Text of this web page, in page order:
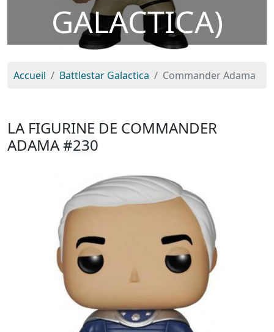
GALACTICA)
Accueil Battlestar Galactica Commander Adama
LA FIGURINE DE COMMANDER
ADAMA#230